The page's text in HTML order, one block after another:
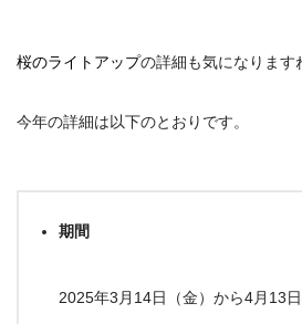
桜のライトアップの詳細も気になります
今年の詳細は以下のとおりです。
期間
2025年3月14日（金）から4月13日